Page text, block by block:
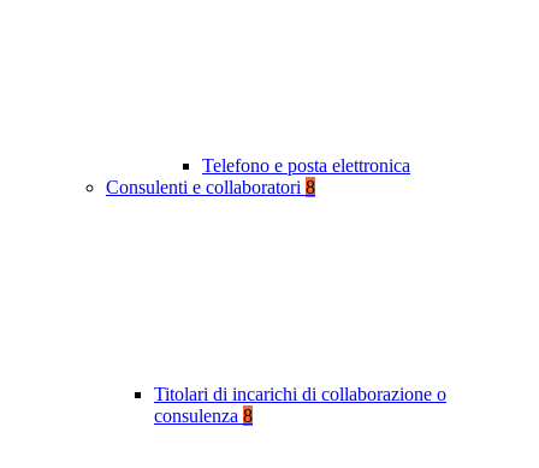
Telefono e posta elettronica
Consulenti e collaboratori 8
Titolari di incarichi di collaborazione o
consulenza 8